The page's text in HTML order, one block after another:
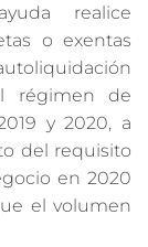
realice
o exentas
régimen de
y 2020, a
del requisito
en 2020
el volumen